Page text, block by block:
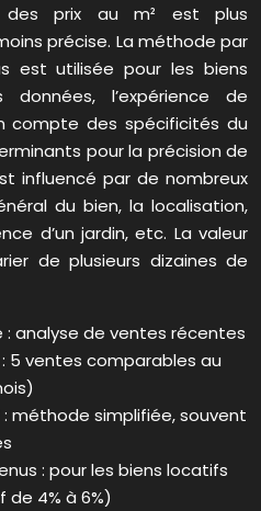
des prix au m² est plus
précise. La méthode par
est utilisée pour les biens
l’expérience de
compte des spécificités du
pour la précision de
influencé par de nombreux
du bien, la localisation,
d’un jardin, etc. La valeur
de plusieurs dizaines de
analyse de ventes récentes
5 ventes comparables au
: méthode simplifiée, souvent
: pour les biens locatifs
4% à 6%)